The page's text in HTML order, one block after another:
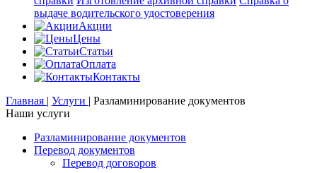
выдаче водительского удостоверения
Акции
Цены
Статьи
Оплата
Контакты
Главная | Услуги | Разламинирование документов
Наши услуги
Разламинирование документов
Перевод документов
Перевод договоров